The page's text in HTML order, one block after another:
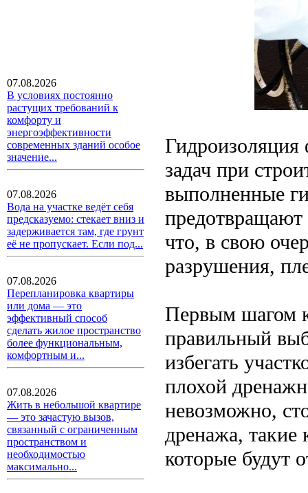
07.08.2026
В условиях постоянно
растущих требований к
комфорту и
энергоэффективности
современных зданий особое
значение...
07.08.2026
Вода на участке ведёт себя
предсказуемо: стекает вниз и
задерживается там, где грунт
её не пропускает. Если под...
07.08.2026
Перепланировка квартиры
или дома — это
эффективный способ
сделать жилое пространство
более функциональным,
комфортным и...
07.08.2026
Жить в небольшой квартире
— это зачастую вызов,
связанный с ограниченным
пространством и
необходимостью
максимально...
Гидроизоляция
задач при
выполненные
предотвращают
что, в свою
разрушения,
Первым шагом
правильный
избегать
плохой
невозможно,
дренажа, такие
которые будут